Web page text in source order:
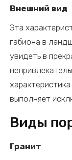
Внешний вид
Эта
габиона в
увидеть в
выполняет
Виды
Гранит